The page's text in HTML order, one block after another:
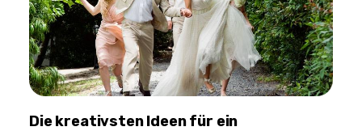
Die kreativsten Ideen für ein